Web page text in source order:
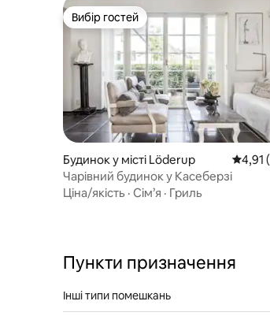
Вибір гостей
Вибір гостей
Будинок у місті Löderup
4,91
Чарівний будинок у Касеберзі
Ціна/якість · Сім’я · Гриль
Пункти призначення
Інші типи помешкань